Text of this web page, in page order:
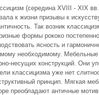
(середина ХVIII - ХIХ
к жизни призывы к
Так возник
формы рококо
ясность и
необходимому.
несущих конструкций. Они
классицизма уже нет
принцип. Мягкая
преобладают античные